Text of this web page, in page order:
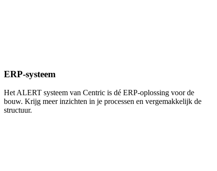
ERP-systeem
Het ALERT systeem van Centric is dé ERP-oplossing voor de
bouw. Krijg meer inzichten in je processen en vergemakkelijk de
structuur.